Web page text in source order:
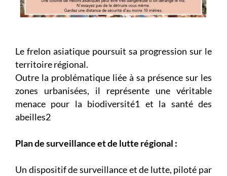
Le frelon asiatique poursuit sa progression sur le
territoire régional.
Outre la problématique liée à sa présence sur les
zones urbanisées, il représente une véritable
menace pour la biodiversité1 et la santé des
abeilles2
Plan de surveillance et de lutte régional :
Un dispositif de surveillance et de lutte, piloté par